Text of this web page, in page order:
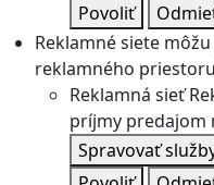
Povoliť
Reklamné siete
reklamného
Reklamná sieť
príjmy predajom
Spravovať